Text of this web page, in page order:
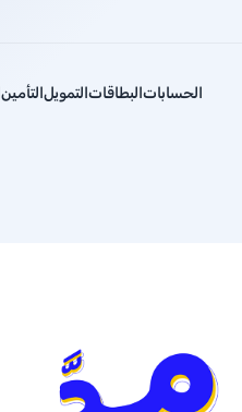
الحساباتالبطاقاتالتمويلالتأمين